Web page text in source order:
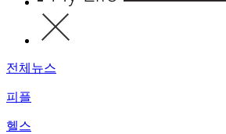
전체뉴스
피플
헬스